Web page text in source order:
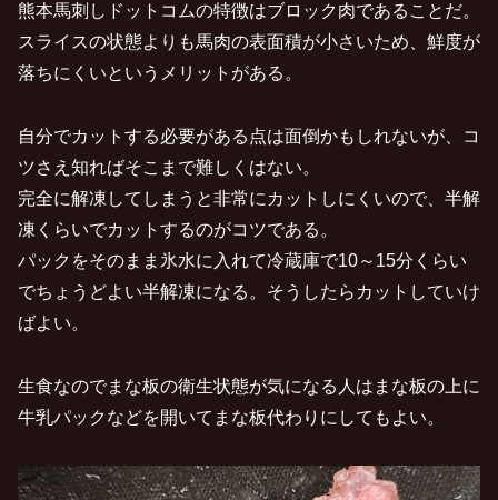
熊本馬刺しドットコムの特徴はブロック肉であることだ。
スライスの状態よりも馬肉の表面積が小さいため、鮮度が
落ちにくいというメリットがある。
自分でカットする必要がある点は面倒かもしれないが、コ
ツさえ知ればそこまで難しくはない。
完全に解凍してしまうと非常にカットしにくいので、半解
凍くらいでカットするのがコツである。
パックをそのまま氷水に入れて冷蔵庫で10～15分くらい
でちょうどよい半解凍になる。そうしたらカットしていけ
ばよい。
生食なのでまな板の衛生状態が気になる人はまな板の上に
牛乳パックなどを開いてまな板代わりにしてもよい。